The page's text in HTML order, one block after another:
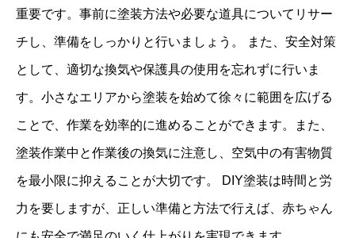
重要です。事前に塗装方法や必要な道具についてリサー
チし、準備をしっかりと行いましょう。 また、安全対策
として、適切な換気や保護具の使用を忘れずに行いま
す。小さなエリアから塗装を始めて徐々に範囲を広げる
ことで、作業を効率的に進めることができます。また、
塗装作業中と作業後の換気に注意し、空気中の有害物質
を最小限に抑えることが大切です。 DIY塗装は時間と労
力を要しますが、正しい準備と方法で行えば、赤ちゃん